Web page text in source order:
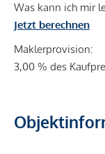
Was kann ich mir
Jetzt berechnen
Maklerprovision:
3,00 % des